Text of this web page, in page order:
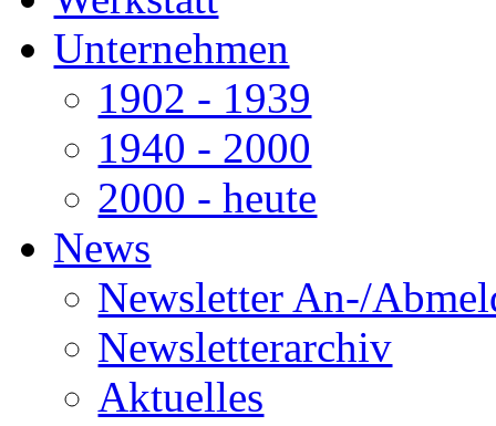
Unternehmen
1902 - 1939
1940 - 2000
2000 - heute
News
Newsletter An-/
Newsletterarchiv
Aktuelles